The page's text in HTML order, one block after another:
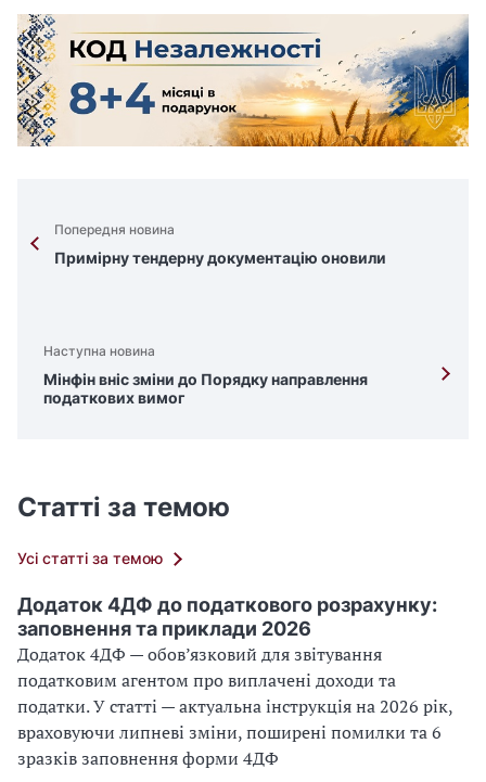
Попередня новина
Примірну тендерну документацію оновили
Наступна новина
Мінфін вніс зміни до Порядку направлення
податкових вимог
Статті за темою
Усі статті за темою
Додаток 4ДФ до податкового розрахунку:
заповнення та приклади 2026
Додаток 4ДФ — обов’язковий для звітування
податковим агентом про виплачені доходи та
податки. У статті — актуальна інструкція на 2026 рік,
враховуючи липневі зміни, поширені помилки та 6
зразків заповнення форми 4ДФ